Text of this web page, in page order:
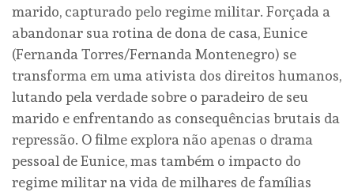
marido, capturado pelo regime militar. Forçada a
abandonar sua rotina de dona de casa, Eunice
(Fernanda Torres/Fernanda Montenegro) se
transforma em uma ativista dos direitos humanos,
lutando pela verdade sobre o paradeiro de seu
marido e enfrentando as consequências brutais da
repressão. O filme explora não apenas o drama
pessoal de Eunice, mas também o impacto do
regime militar na vida de milhares de famílias